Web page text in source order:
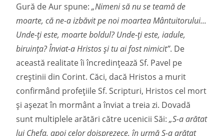
Gură de Aur spune:„Nimeni să nu se teamă de
moarte, că ne-a izbăvit pe noi moartea Mântuitorului...
Unde-ţi este, moarte boldul? Unde-ţi este, iadule,
biruinţa? Înviat-a Hristos şi tu ai fost nimicit”. De
această realitate îi încredințează Sf. Pavel pe
creștinii din Corint. Căci, dacă Hristos a murit
confirmând profețiile Sf. Scripturi, Hristos cel mort
și așezat în mormânt a înviat a treia zi. Dovadă
sunt multiplele arătări către ucenicii Săi:„S-a arătat
lui Chefa, apoi celor doisprezece, în urmă S-a arătat